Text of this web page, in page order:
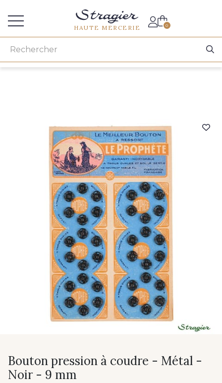
HAUTE MERCERIE 0
Bouton pression à coudre - Métal -
Noir - 9 mm